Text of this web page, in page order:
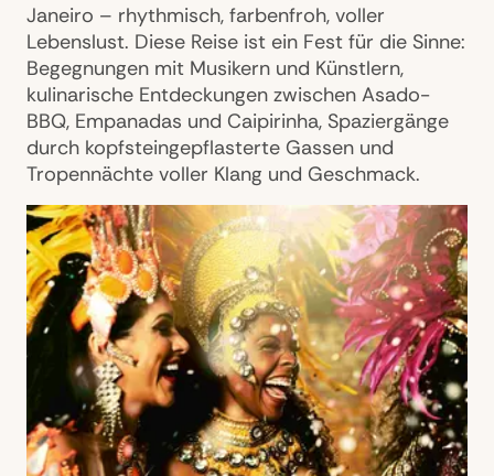
Janeiro – rhythmisch, farbenfroh, voller
Lebenslust. Diese Reise ist ein Fest für die Sinne:
Begegnungen mit Musikern und Künstlern,
kulinarische Entdeckungen zwischen Asado-
BBQ, Empanadas und Caipirinha, Spaziergänge
durch kopfsteingepflasterte Gassen und
Tropennächte voller Klang und Geschmack.